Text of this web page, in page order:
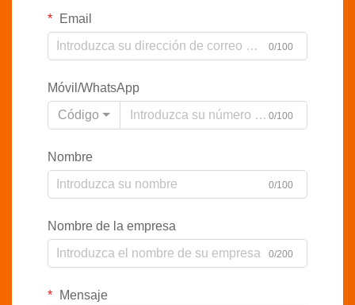
Email
0/100
Móvil/WhatsApp
Código
0/100
Nombre
0/100
Nombre de la empresa
0/200
Mensaje